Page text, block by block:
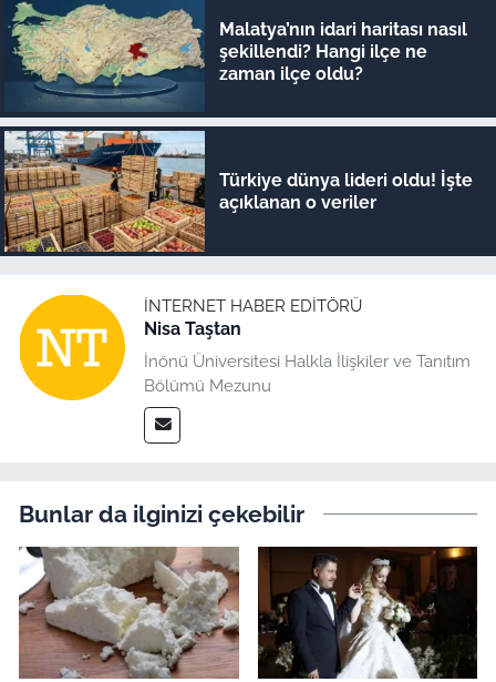
Malatya’nın idari haritası nasıl
şekillendi? Hangi ilçe ne
zaman ilçe oldu?
Türkiye dünya lideri oldu! İşte
açıklanan o veriler
İNTERNET HABER EDITÖRÜ
Nisa Taştan
İnönü Üniversitesi Halkla İlişkiler ve Tanıtım
Bölümü Mezunu
Bunlar da ilginizi çekebilir